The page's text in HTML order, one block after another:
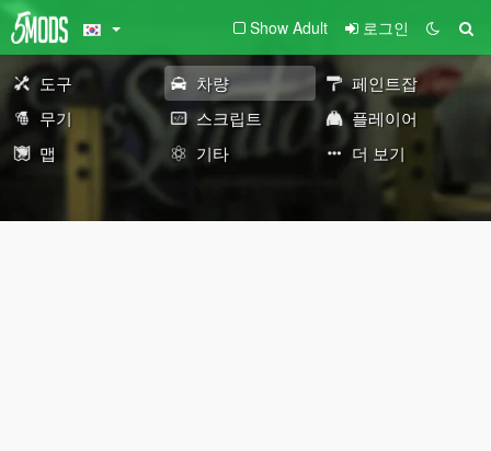
Show Adult 로그인
도구 차량
페인트잡
무기
스크립트
플레이어
맵
기타 더 보기